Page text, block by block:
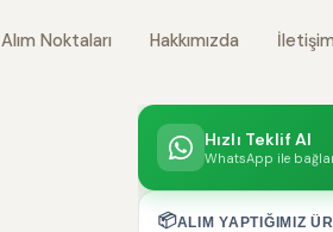
Alım Noktaları Hakkımızda İletişim
Hızlı Teklif Al
WhatsApp ile
📦ALIM YAPTIĞIMIZ